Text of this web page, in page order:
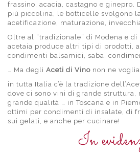
frassino, acacia, castagno e ginepro.
più piccolina, le botticelle svolgono
acetificazione, maturazione,
Oltre al “tradizionale” di Modena e
acetaia produce altri tipi di prodotti,
condimenti balsamici, saba,
… Ma degli Aceti di Vino non ne
in tutta Italia c’è la tradizione
dove ci sono vini di grande struttura,
grande qualità … in Toscana e in
ottimi per condimenti di insalate, di
sui gelati, e anche per cucinare!
In